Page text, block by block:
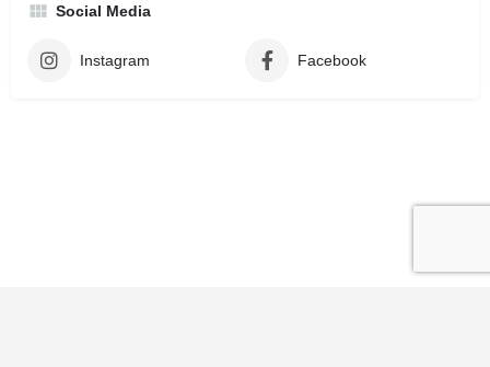
Social Media
Instagram Facebook